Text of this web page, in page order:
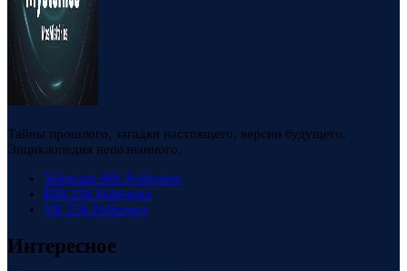
Тайны прошлого, загадки настоящего, версии будущего.
Энциклопедия непознанного.
Telegram 88k Followers
RSS 23k Followers
VK 23k Followers
Интересное